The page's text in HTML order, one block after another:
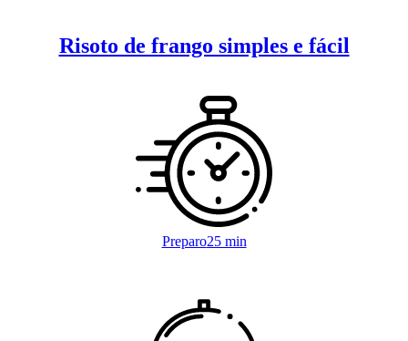
Risoto de frango simples e fácil
Preparo25 min